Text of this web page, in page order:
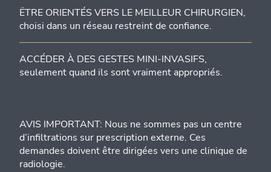
ËTRE ORIENTÉS VERS LE MEILLEUR CHIRURGIEN,
choisi dans un réseau restreint de confiance.
ACCÉDER À DES GESTES MINI-INVASIFS,
seulement quand ils sont vraiment appropriés.
AVIS IMPORTANT: Nous ne sommes pas un centre
d’infiltrations sur prescription externe. Ces
demandes doivent être dirigées vers une clinique de
radiologie.